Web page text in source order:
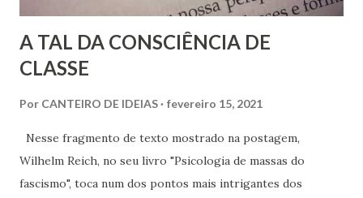
A TAL DA CONSCIÊNCIA DE
CLASSE
Por CANTEIRO DE IDEIAS fevereiro 15, 2021
Nesse fragmento de texto mostrado na postagem,
Wilhelm Reich, no seu livro "Psicologia de massas do
fascismo", toca num dos pontos mais intrigantes dos